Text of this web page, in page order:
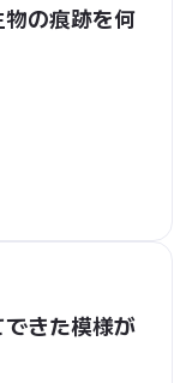
の痕跡を何
きた模様が